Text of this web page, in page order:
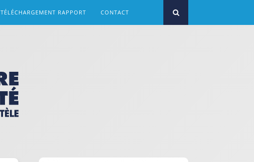
TÉLÉCHARGEMENT RAPPORT CONTACT